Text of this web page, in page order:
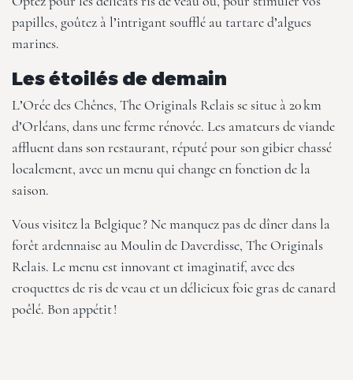
papilles, goûtez à l’intrigant soufflé au tartare d’algues
marines.
Les étoilés de demain
L’Orée des Chênes, The Originals Relaisse situe à 20 km
d’Orléans, dans une ferme rénovée. Les amateurs de viande
affluent dans son restaurant, réputé pour son gibier chassé
localement, avec un menu qui change en fonction de la
saison.
Vous visitez la Belgique ? Ne manquez pas de dîner dans la
forêt ardennaise au Moulin de Daverdisse, The Originals
Relais. Le menu est innovant et imaginatif, avec des
croquettes de ris de veau et un délicieux foie gras de canard
poêlé. Bon appétit !